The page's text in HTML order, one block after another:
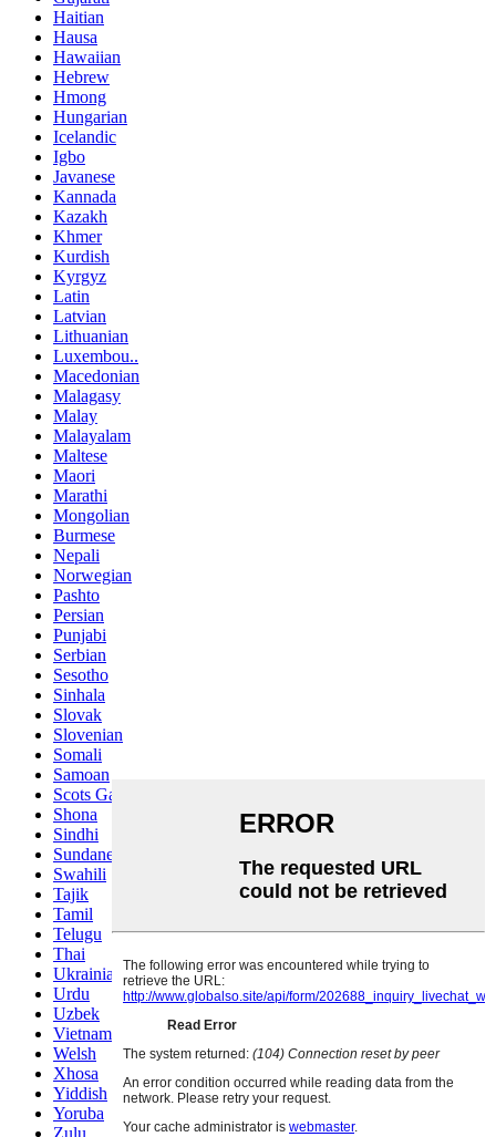
Haitian
Hausa
Hawaiian
Hebrew
Hmong
Hungarian
Icelandic
Igbo
Javanese
Kannada
Kazakh
Khmer
Kurdish
Kyrgyz
Latin
Latvian
Lithuanian
Luxembou..
Macedonian
Malagasy
Malay
Malayalam
Maltese
Maori
Marathi
Mongolian
Burmese
Nepali
Norwegian
Pashto
Persian
Punjabi
Serbian
Sesotho
Sinhala
Slovak
Slovenian
Somali
Samoan
Scots Gaelic
Shona
Sindhi
Sundanese
Swahili
Tajik
Tamil
Telugu
Thai
Ukrainian
Urdu
Uzbek
Vietnamese
Welsh
Xhosa
Yiddish
Yoruba